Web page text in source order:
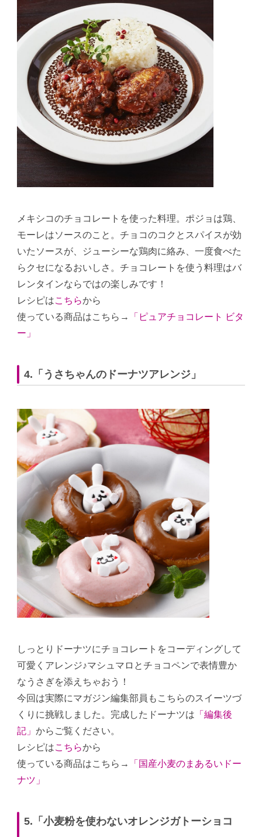
メキシコのチョコレートを使った料理。ポジョは鶏、
モーレはソースのこと。チョコのコクとスパイスが効
いたソースが、ジューシーな鶏肉に絡み、一度食べた
らクセになるおいしさ。チョコレートを使う料理はバ
レンタインならではの楽しみです！
レシピはこちらから
使っている商品はこちら→
「ピュアチョコレート ビタ
ー」
4.「うさちゃんのドーナツアレンジ」
しっとりドーナツにチョコレートをコーディングして
可愛くアレンジ♪マシュマロとチョコペンで表情豊か
なうさぎを添えちゃおう！
今回は実際にマガジン編集部員もこちらのスイーツづ
くりに挑戦しました。完成したドーナツは 「編集後
記」 からご覧ください。
レシピはこちらから
使っている商品はこちら→
「国産小麦のまあるいドー
ナツ」
5.「小麦粉を使わないオレンジガトーショコ